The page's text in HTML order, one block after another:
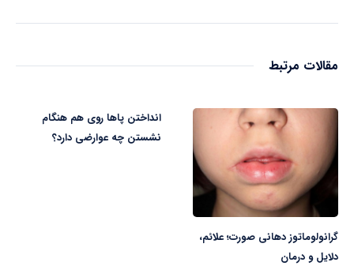
مقالات مرتبط
گرانولوماتوز دهانی صورت؛ علائم،
دلایل و درمان
انداختن پاها روی هم هنگام
نشستن چه عوارضی دارد؟